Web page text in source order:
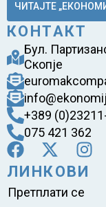
ЧИТАЈТЕ
КОНТАКТ
Бул.
Скопје
+389
075 421 362
ЛИНКОВИ
Претплати се